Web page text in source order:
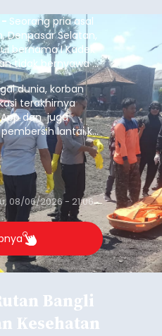
- Seorang pria asal
Denpasar Selatan,
bernama I Kadek
tidak bernyawa di
dunia, korban
terakhirnya
dan juga
lantai ke
08/06/2026 - 21:06
Bangli
Kesehatan